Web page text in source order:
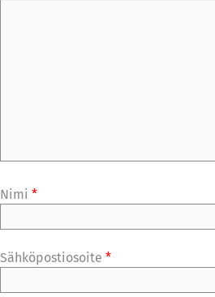
Nimi *
Sähköpostiosoite *